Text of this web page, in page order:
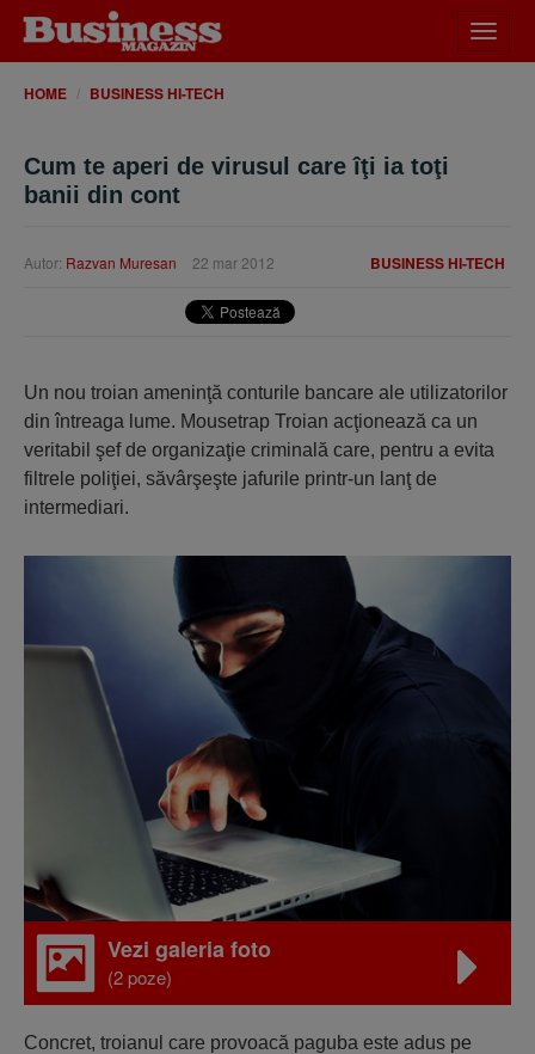
meniu
HOME BUSINESS HI-TECH
Cum te aperi de virusul care îţi ia toţi
banii din cont
BUSINESS HI-TECH
Autor: Razvan Muresan 22 mar 2012
Un nou troian ameninţă conturile bancare ale utilizatorilor
din întreaga lume. Mousetrap Troian acţionează ca un
veritabil şef de organizaţie criminală care, pentru a evita
filtrele poliţiei, săvârşeşte jafurile printr-un lanţ de
intermediari.
Vezi galeria foto
(2 poze)
Concret, troianul care provoacă paguba este adus pe